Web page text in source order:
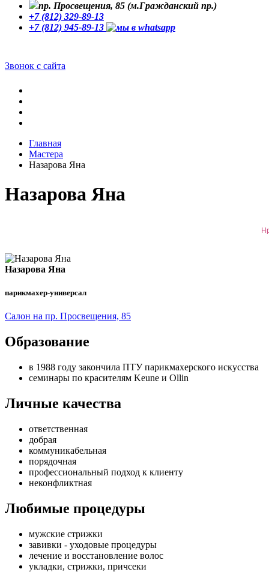
пр. Просвещения, 85 (м.Гражданский пр.)
+7 (812) 329-89-13
+7 (812) 945-89-13
Звонок с сайта
Главная
Мастера
Назарова Яна
Назарова Яна
Назарова Яна
парикмахер-универсал
Салон на пр. Просвещения, 85
Образование
в 1988 году закончила ПТУ парикмахерского искусства
семинары по красителям Keune и Ollin
Личные качества
ответственная
добрая
коммуникабельная
порядочная
профессиональный подход к клиенту
неконфликтная
Любимые процедуры
мужские стрижки
завивки - уходовые процедуры
лечение и восстановление волос
укладки, стрижки, причсеки